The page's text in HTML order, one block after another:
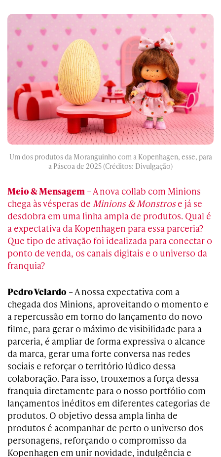
Um dos produtos da Moranguinho com a Kopenhagen, esse, para
a Páscoa de 2025 (Créditos: Divulgação)
Meio & Mensagem – A nova collab com Minions
chega às vésperas de Minions & Monstrose já se
desdobra em uma linha ampla de produtos. Qual é
a expectativa da Kopenhagen para essa parceria?
Que tipo de ativação foi idealizada para conectar o
ponto de venda, os canais digitais e o universo da
franquia?
Pedro Velardo – A nossa expectativa com a
chegada dos Minions, aproveitando o momento e
a repercussão em torno do lançamento do novo
filme, para gerar o máximo de visibilidade para a
parceria, é ampliar de forma expressiva o alcance
da marca, gerar uma forte conversa nas redes
sociais e reforçar o território lúdico dessa
colaboração. Para isso, trouxemos a força dessa
franquia diretamente para o nosso portfólio com
lançamentos inéditos em diferentes categorias de
produtos. O objetivo dessa ampla linha de
produtos é acompanhar de perto o universo dos
personagens, reforçando o compromisso da
Kopenhagen em unir novidade, indulgência e